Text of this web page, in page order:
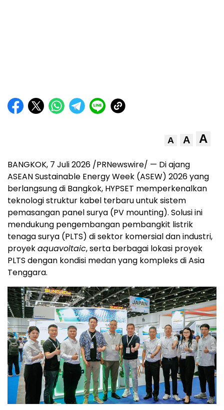
A A A
BANGKOK, 7 Juli 2026 /PRNewswire/ — Di ajang
ASEAN Sustainable Energy Week (ASEW) 2026 yang
berlangsung di Bangkok, HYPSET memperkenalkan
teknologi struktur kabel terbaru untuk sistem
pemasangan panel surya (PV mounting). Solusi ini
mendukung pengembangan pembangkit listrik
tenaga surya (PLTS) di sektor komersial dan industri,
proyekaquavoltaic, serta berbagai lokasi proyek
PLTS dengan kondisi medan yang kompleks di Asia
Tenggara.